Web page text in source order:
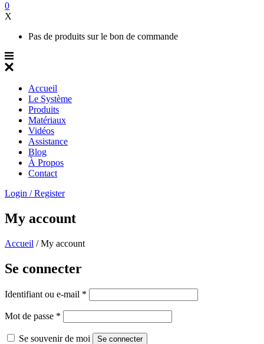
0
X
Pas de produits sur le bon de commande
Accueil
Le Système
Produits
Matériaux
Vidéos
Assistance
Blog
À Propos
Contact
Login / Register
My account
Accueil /My account
Se connecter
Identifiant ou e-mail *
Mot de passe *
Se souvenir de moi Se connecter